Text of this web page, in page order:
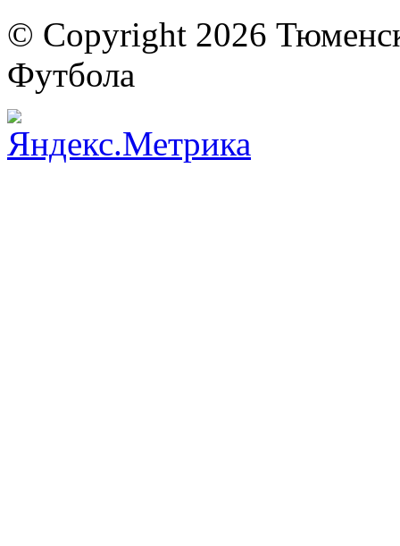
© Copyright 2026
Футбола